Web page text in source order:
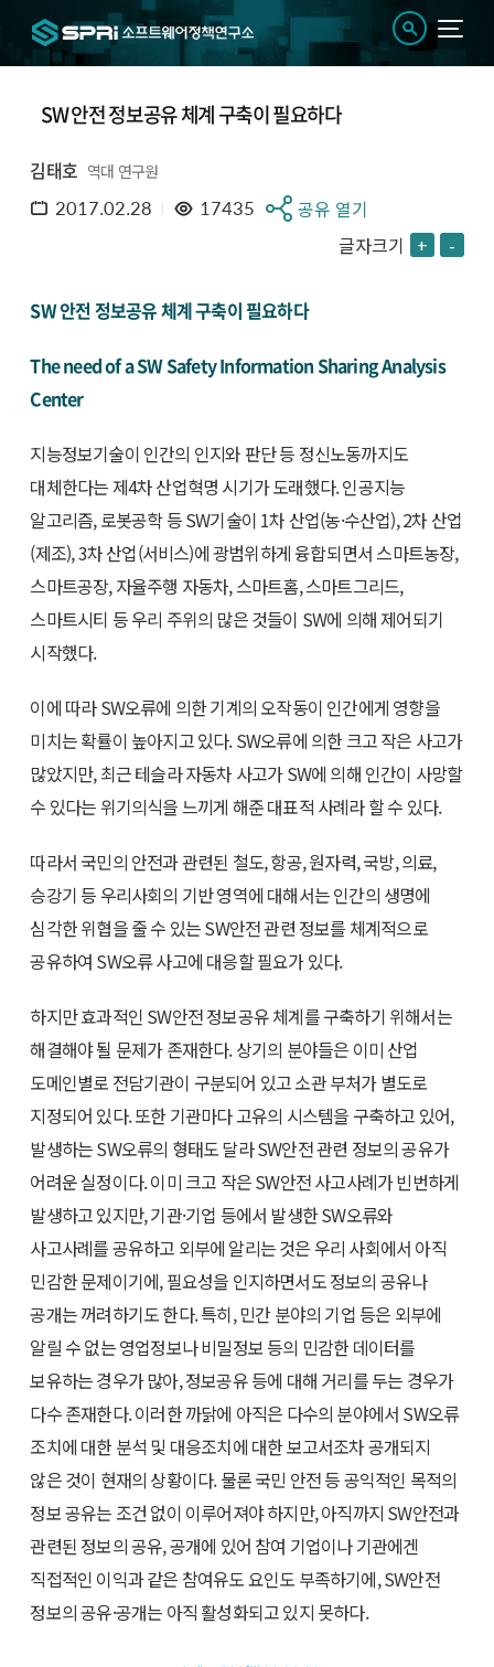
SW 안전 정보공유 체계 구축이 필요하다
김태호 역대 연구원
2017.02.28 17435
공유 열기
글자크기 + -
SW 안전 정보공유 체계 구축이 필요하다
The need of a SW Safety Information Sharing Analysis
Center
지능정보기술이 인간의 인지와 판단 등 정신노동까지도
대체한다는 제4차 산업혁명 시기가 도래했다. 인공지능
알고리즘, 로봇공학 등 SW기술이 1차 산업(농·수산업), 2차 산업
(제조), 3차 산업(서비스)에 광범위하게 융합되면서 스마트농장,
스마트공장, 자율주행 자동차, 스마트홈, 스마트그리드,
스마트시티 등 우리 주위의 많은 것들이 SW에 의해 제어되기
시작했다.
이에 따라 SW오류에 의한 기계의 오작동이 인간에게 영향을
미치는 확률이 높아지고 있다. SW오류에 의한 크고 작은 사고가
많았지만, 최근 테슬라 자동차 사고가 SW에 의해 인간이 사망할
수 있다는 위기의식을 느끼게 해준 대표적 사례라 할 수 있다.
따라서 국민의 안전과 관련된 철도, 항공, 원자력, 국방, 의료,
승강기 등 우리사회의 기반 영역에 대해서는 인간의 생명에
심각한 위협을 줄 수 있는 SW안전 관련 정보를 체계적으로
공유하여 SW오류 사고에 대응할 필요가 있다.
하지만 효과적인 SW안전 정보공유 체계를 구축하기 위해서는
해결해야 될 문제가 존재한다. 상기의 분야들은 이미 산업
도메인별로 전담기관이 구분되어 있고 소관 부처가 별도로
지정되어 있다. 또한 기관마다 고유의 시스템을 구축하고 있어,
발생하는 SW오류의 형태도 달라 SW안전 관련 정보의 공유가
어려운 실정이다. 이미 크고 작은 SW안전 사고사례가 빈번하게
발생하고 있지만, 기관·기업 등에서 발생한 SW오류와
사고사례를 공유하고 외부에 알리는 것은 우리 사회에서 아직
민감한 문제이기에, 필요성을 인지하면서도 정보의 공유나
공개는 꺼려하기도 한다. 특히, 민간 분야의 기업 등은 외부에
알릴 수 없는 영업정보나 비밀정보 등의 민감한 데이터를
보유하는 경우가 많아, 정보공유 등에 대해 거리를 두는 경우가
다수 존재한다. 이러한 까닭에 아직은 다수의 분야에서 SW오류
조치에 대한 분석 및 대응조치에 대한 보고서조차 공개되지
않은 것이 현재의 상황이다. 물론 국민 안전 등 공익적인 목적의
정보 공유는 조건 없이 이루어져야 하지만, 아직까지 SW안전과
관련된 정보의 공유, 공개에 있어 참여 기업이나 기관에겐
직접적인 이익과 같은 참여유도 요인도 부족하기에, SW안전
정보의 공유·공개는 아직 활성화되고 있지 못하다.